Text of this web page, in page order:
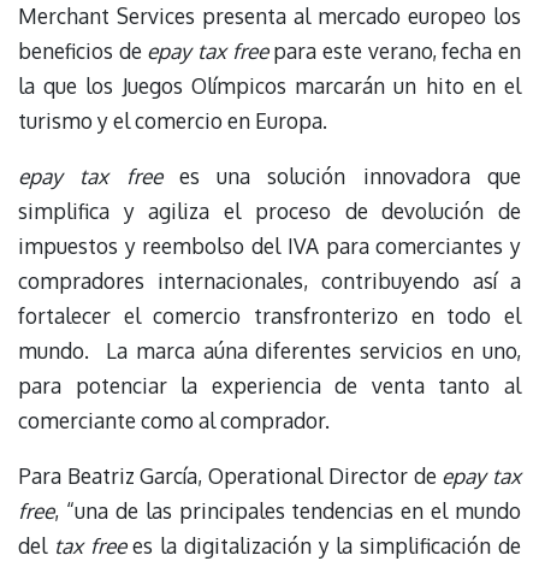
Merchant Services presenta al mercado europeo los
beneficios de epay tax freepara este verano, fecha en
la que los Juegos Olímpicos marcarán un hito en el
turismo y el comercio en Europa.
epay tax freees una solución innovadora que
simplifica y agiliza el proceso de devolución de
impuestos y reembolso del IVA para comerciantes y
compradores internacionales, contribuyendo así a
fortalecer el comercio transfronterizo en todo el
mundo. La marca aúna diferentes servicios en uno,
para potenciar la experiencia de venta tanto al
comerciante como al comprador.
Para Beatriz García, Operational Director de epay tax
free, “una de las principales tendencias en el mundo
del tax freees la digitalización y la simplificación de